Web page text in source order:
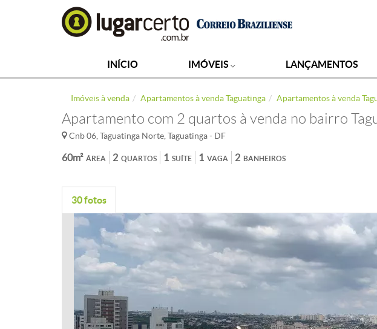
INÍCIO IMÓVEIS LANÇAMENTOS
Imóveis à venda Apartamentos à venda Taguatinga Apartamentos à venda
Apartamento com 2 quartos à venda no bairro
Cnb 06, Taguatinga Norte, Taguatinga - DF
ÁREA
60m² QUARTOS
2 SUÍTE
1 VAGA
1 BANHEIROS
2
30 fotos